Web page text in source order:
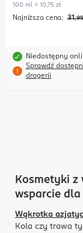
100 ml = 10,75 zł
Najniższa cena: 31,99
Niedostępny
Sprawdź
drogerii
Kosmetyki
wsparcie
Wąkrotka
Kola czy trawa